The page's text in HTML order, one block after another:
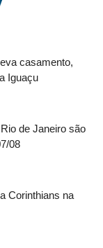
casamento,
Iguaçu
de Janeiro são
08
Corinthians na